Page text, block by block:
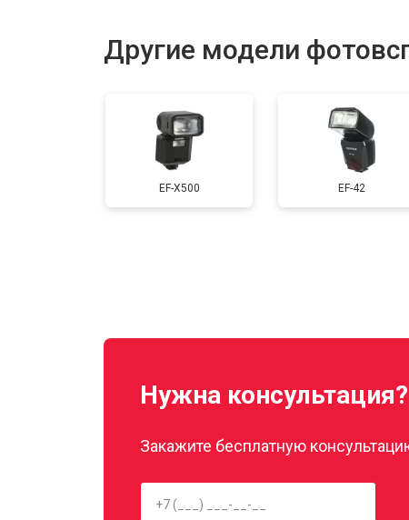
Другие модели
EF-X500 EF-42
Нужна консультация?
Закажите бесплатную